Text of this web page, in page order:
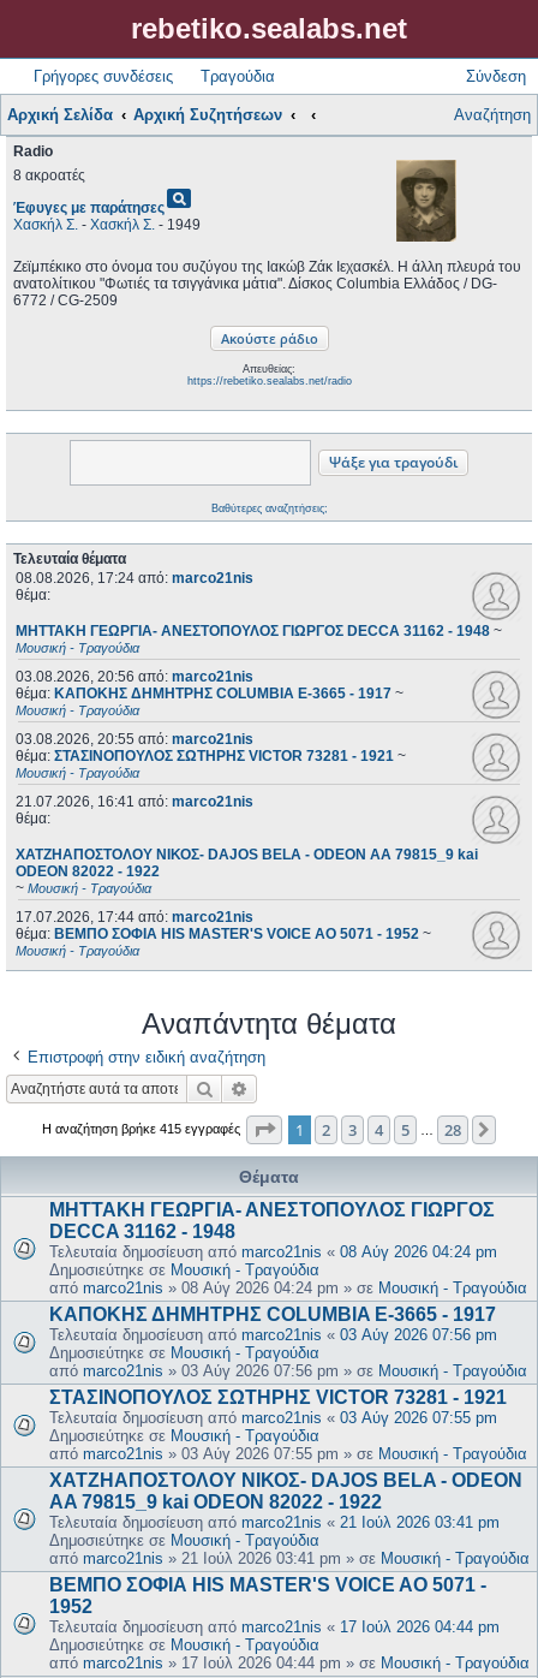
rebetiko.sealabs.net
Γρήγορες συνδέσεις Τραγούδια Σύνδεση
Αρχική Σελίδα Αρχική Συζητήσεων Αναζήτηση
Radio
8 ακροατές
Έφυγες με παράτησεςpageview
Χασκήλ Σ. - Χασκήλ Σ. - 1949
Ζεϊμπέκικο στο όνομα του συζύγου της Ιακώβ Ζάκ Ιεχασκέλ. Η άλλη πλευρά του
ανατολίτικου "Φωτιές τα τσιγγάνικα μάτια". Δίσκος Columbia Ελλάδος / DG-
6772 / CG-2509
Απευθείας:
https://rebetiko.sealabs.net/radio
Βαθύτερες αναζητήσεις;
Τελευταία θέματα
08.08.2026, 17:24 από: marco21nis
θέμα:
ΜΗΤΤΑΚΗ ΓΕΩΡΓΙΑ- ΑΝΕΣΤΟΠΟΥΛΟΣ ΓΙΩΡΓΟΣ DECCA 31162 - 1948 ~
Μουσική - Τραγούδια
03.08.2026, 20:56 από: marco21nis
θέμα: ΚΑΠΟΚΗΣ ΔΗΜΗΤΡΗΣ COLUMBIA E-3665 - 1917 ~
Μουσική - Τραγούδια
03.08.2026, 20:55 από: marco21nis
θέμα: ΣΤΑΣΙΝΟΠΟΥΛΟΣ ΣΩΤΗΡΗΣ VICTOR 73281 - 1921 ~
Μουσική - Τραγούδια
21.07.2026, 16:41 από: marco21nis
θέμα:
ΧΑΤΖΗΑΠΟΣΤΟΛΟΥ ΝΙΚΟΣ- DAJOS BELA - ODEON AA 79815_9 kai
ODEON 82022 - 1922
~ Μουσική - Τραγούδια
17.07.2026, 17:44 από: marco21nis
θέμα: ΒΕΜΠΟ ΣΟΦΙΑ HIS MASTER'S VOICE AO 5071 - 1952 ~
Μουσική - Τραγούδια
Αναπάντητα θέματα
Επιστροφή στην ειδική αναζήτηση
Αναζήτηση
Η αναζήτηση βρήκε 415 εγγραφές Σελίδα από28
1 2 3 4 5 28
Θέματα
ΜΗΤΤΑΚΗ ΓΕΩΡΓΙΑ- ΑΝΕΣΤΟΠΟΥΛΟΣ ΓΙΩΡΓΟΣ
DECCA 31162 - 1948
Τελευταία δημοσίευση από marco21nis « 08 Αύγ 2026 04:24 pm
Δημοσιεύτηκε σε Μουσική - Τραγούδια
από marco21nis » 08 Αύγ 2026 04:24 pm » σε Μουσική - Τραγούδια
ΚΑΠΟΚΗΣ ΔΗΜΗΤΡΗΣ COLUMBIA E-3665 - 1917
Τελευταία δημοσίευση από marco21nis « 03 Αύγ 2026 07:56 pm
Δημοσιεύτηκε σε Μουσική - Τραγούδια
από marco21nis » 03 Αύγ 2026 07:56 pm » σε Μουσική - Τραγούδια
ΣΤΑΣΙΝΟΠΟΥΛΟΣ ΣΩΤΗΡΗΣ VICTOR 73281 - 1921
Τελευταία δημοσίευση από marco21nis « 03 Αύγ 2026 07:55 pm
Δημοσιεύτηκε σε Μουσική - Τραγούδια
από marco21nis » 03 Αύγ 2026 07:55 pm » σε Μουσική - Τραγούδια
ΧΑΤΖΗΑΠΟΣΤΟΛΟΥ ΝΙΚΟΣ- DAJOS BELA - ODEON
AA 79815_9 kai ODEON 82022 - 1922
Τελευταία δημοσίευση από marco21nis « 21 Ιούλ 2026 03:41 pm
Δημοσιεύτηκε σε Μουσική - Τραγούδια
από marco21nis » 21 Ιούλ 2026 03:41 pm » σε Μουσική - Τραγούδια
ΒΕΜΠΟ ΣΟΦΙΑ HIS MASTER'S VOICE AO 5071 -
1952
Τελευταία δημοσίευση από marco21nis « 17 Ιούλ 2026 04:44 pm
Δημοσιεύτηκε σε Μουσική - Τραγούδια
από marco21nis » 17 Ιούλ 2026 04:44 pm » σε Μουσική - Τραγούδια